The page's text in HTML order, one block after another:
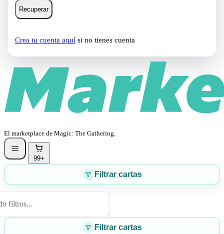
Recuperar
Crea tu cuenta aquísi no tienes cuenta
El marketplace de Magic: The Gathering.
99+
Filtrar cartas
filtros...
Filtrar cartas